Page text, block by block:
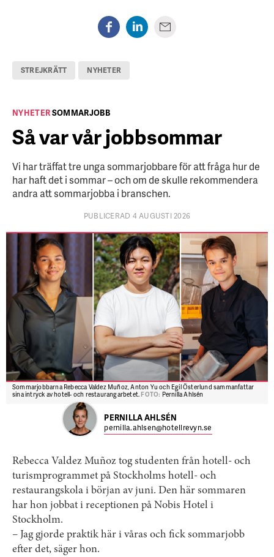
STREJKRÄTT NYHETER
NYHETERSOMMARJOBB
Så var vår jobbsommar
Vi har träffat tre unga sommarjobbare för att fråga hur de
har haft det i sommar – och om de skulle rekommendera
andra att sommarjobba i branschen.
PUBLICERAD 4 AUGUSTI 2026
Sommarjobbarna Rebecca Valdez Muñoz, Anton Yu och Egil Österlund sammanfattar
sina intryck av hotell- och restaurangarbetet.FOTO: Pernilla Ahlsén
PERNILLA AHLSÉN
pernilla.ahlsen@hotellrevyn.se
Rebecca Valdez Muñoz tog studenten från hotell- och
turismprogrammet på Stockholms hotell- och
restaurangskola i början av juni. Den här sommaren
har hon jobbat i receptionen på Nobis Hotel i
Stockholm.
– Jag gjorde praktik här i våras och fick sommarjobb
efter det, säger hon.